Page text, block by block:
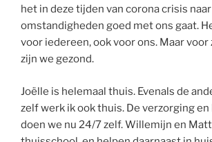
het in deze tijden van corona crisis naar
omstandigheden goed met ons gaat.
voor iedereen, ook voor ons. Maar
zijn we gezond.
Joëlle is helemaal thuis. Evenals de
zelf werk ik ook thuis. De verzorging
doen we nu 24/7 zelf. Willemijn en